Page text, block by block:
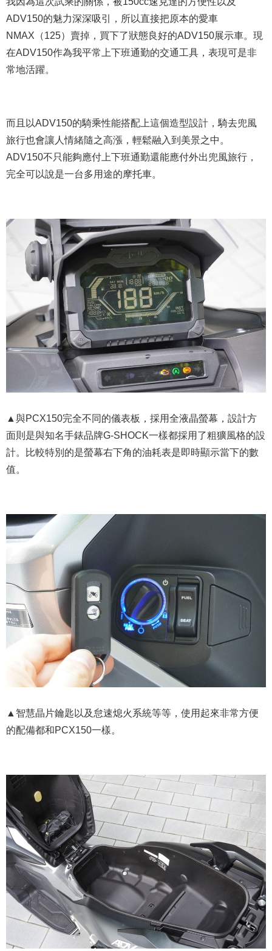
ADV150的魅力深深吸引，所以直接把原本的愛車
NMAX（125）賣掉，買下了狀態良好的ADV150展示車。現
在ADV150作為我平常上下班通勤的交通工具，表現可是非
常地活躍。
而且以ADV150的騎乘性能搭配上這個造型設計，騎去兜風
旅行也會讓人情緒隨之高漲，輕鬆融入到美景之中。
ADV150不只能夠應付上下班通勤還能應付外出兜風旅行，
完全可以說是一台多用途的摩托車。
▲與PCX150完全不同的儀表板，採用全液晶螢幕，設計方
面則是與知名手錶品牌G-SHOCK一樣都採用了粗獷風格的設
計。比較特別的是螢幕右下角的油耗表是即時顯示當下的數
值。
▲智慧晶片鑰匙以及怠速熄火系統等等，使用起來非常方便
的配備都和PCX150一樣。